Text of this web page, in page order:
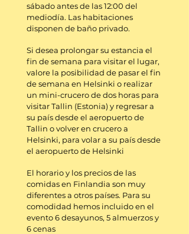
sábado antes de las 12:00 del
mediodía. Las habitaciones
disponen de baño privado.
Si desea prolongar su estancia el
fin de semana para visitar el lugar,
valore la posibilidad de pasar el fin
de semana en Helsinki o realizar
un mini-crucero de dos horas para
visitar Tallin (Estonia) y regresar a
su país desde el aeropuerto de
Tallin o volver en crucero a
Helsinki, para volar a su país desde
el aeropuerto de Helsinki
El horario y los precios de las
comidas en Finlandia son muy
diferentes a otros países. Para su
comodidad hemos incluido en el
evento 6 desayunos, 5 almuerzos y
6 cenas